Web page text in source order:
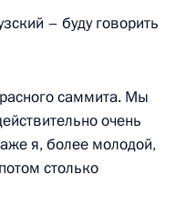
– буду говорить
саммита. Мы
очень
я, более молодой,
столько